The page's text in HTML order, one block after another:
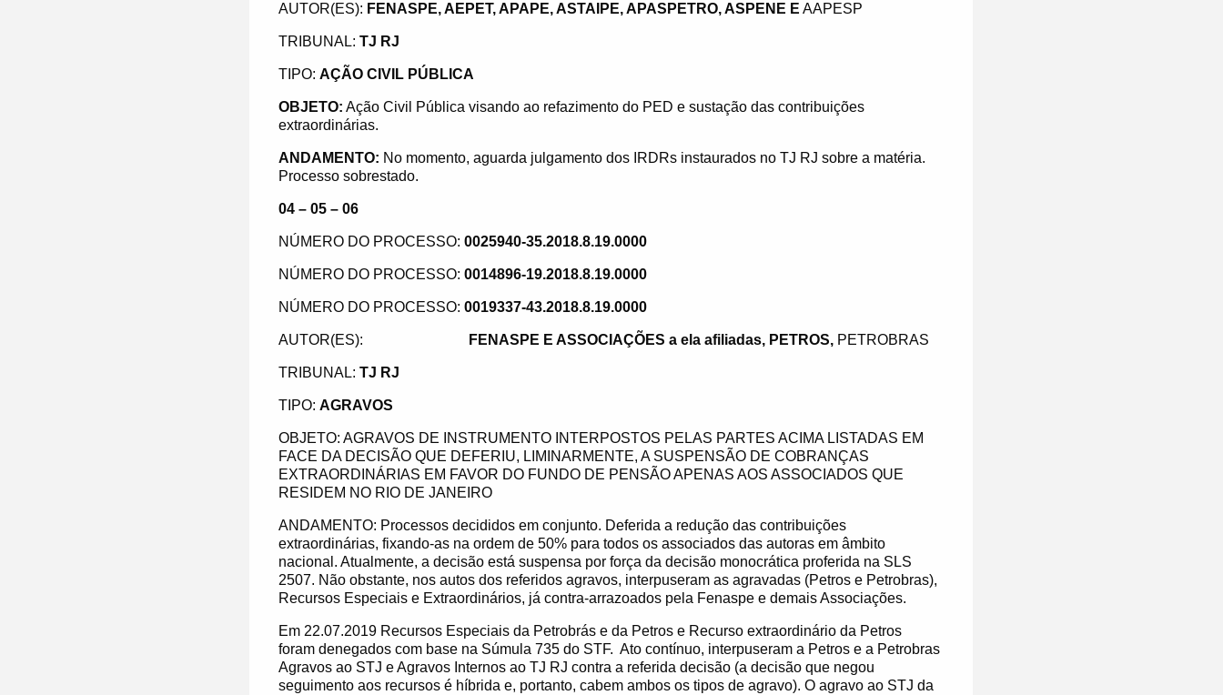
AUTOR(ES): FENASPE, AEPET, APAPE, ASTAIPE, APASPETRO, ASPENE E AAPESP
TRIBUNAL: TJ RJ
TIPO: AÇÃO CIVIL PÚBLICA
OBJETO: Ação Civil Pública visando ao refazimento do PED e sustação das contribuições
extraordinárias.
ANDAMENTO: No momento, aguarda julgamento dos IRDRs instaurados no TJ RJ sobre a matéria.
Processo sobrestado.
04 – 05 – 06
NÚMERO DO PROCESSO: 0025940-35.2018.8.19.0000
NÚMERO DO PROCESSO: 0014896-19.2018.8.19.0000
NÚMERO DO PROCESSO: 0019337-43.2018.8.19.0000
AUTOR(ES): FENASPE E ASSOCIAÇÕES a ela afiliadas, PETROS, PETROBRAS
TRIBUNAL: TJ RJ
TIPO: AGRAVOS
OBJETO: AGRAVOS DE INSTRUMENTO INTERPOSTOS PELAS PARTES ACIMA LISTADAS EM
FACE DA DECISÃO QUE DEFERIU, LIMINARMENTE, A SUSPENSÃO DE COBRANÇAS
EXTRAORDINÁRIAS EM FAVOR DO FUNDO DE PENSÃO APENAS AOS ASSOCIADOS QUE
RESIDEM NO RIO DE JANEIRO
ANDAMENTO: Processos decididos em conjunto. Deferida a redução das contribuições
extraordinárias, fixando-as na ordem de 50% para todos os associados das autoras em âmbito
nacional. Atualmente, a decisão está suspensa por força da decisão monocrática proferida na SLS
2507. Não obstante, nos autos dos referidos agravos, interpuseram as agravadas (Petros e Petrobras),
Recursos Especiais e Extraordinários, já contra-arrazoados pela Fenaspe e demais Associações.
Em 22.07.2019 Recursos Especiais da Petrobrás e da Petros e Recurso extraordinário da Petros
foram denegados com base na Súmula 735 do STF. Ato contínuo, interpuseram a Petros e a Petrobras
Agravos ao STJ e Agravos Internos ao TJ RJ contra a referida decisão (a decisão que negou
seguimento aos recursos é híbrida e, portanto, cabem ambos os tipos de agravo). O agravo ao STJ da